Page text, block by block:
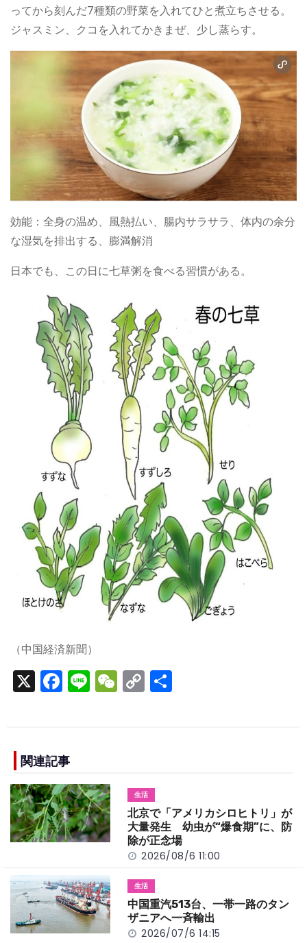
ってから刻んだ7種類の野菜を入れてひと煮立ちさせる。
ジャスミン、クコを入れてかきまぜ、少し蒸らす。
効能：全身の温め、風熱払い、腸内サラサラ、体内の余分
な湿気を排出する、膨満解消
日本でも、この日に七草粥を食べる習慣がある。
（中国経済新聞）
X F
a
e
b
o
o
k
Li
n
W
e
C
o
n
k
関連記事
生活
北京で「アメリカシロヒトリ」が
大量発生 幼虫が“爆食期”に、防
除が正念場
2026/08/6 11:00
生活
中国重汽513台、一帯一路のタン
ザニアへ一斉輸出
2026/07/6 14:15